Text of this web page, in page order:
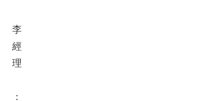
李
經
理
：